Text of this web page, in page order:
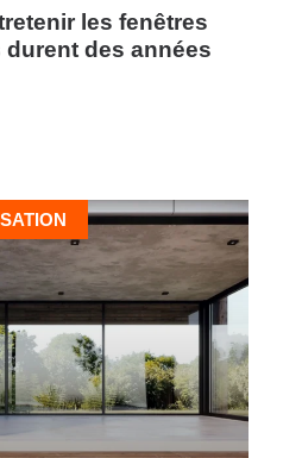
les fenêtres
durent des années